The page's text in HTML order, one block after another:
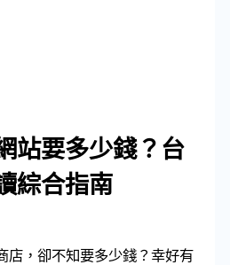
站要多少錢？台
綜合指南
店，卻不知要多少錢？幸好有